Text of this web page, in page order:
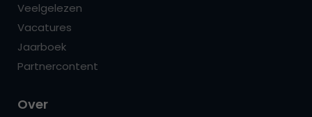
Veelgelezen
Vacatures
Jaarboek
Partnercontent
Over